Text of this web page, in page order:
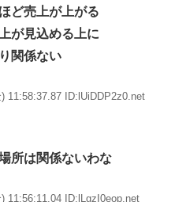
ど売上が上がる
が見込める上に
関係ない
) 11:58:37.87 ID:lUiDDP2z0.net
所は関係ないわな
) 11:56:11.04 ID:lLgzI0eop.net